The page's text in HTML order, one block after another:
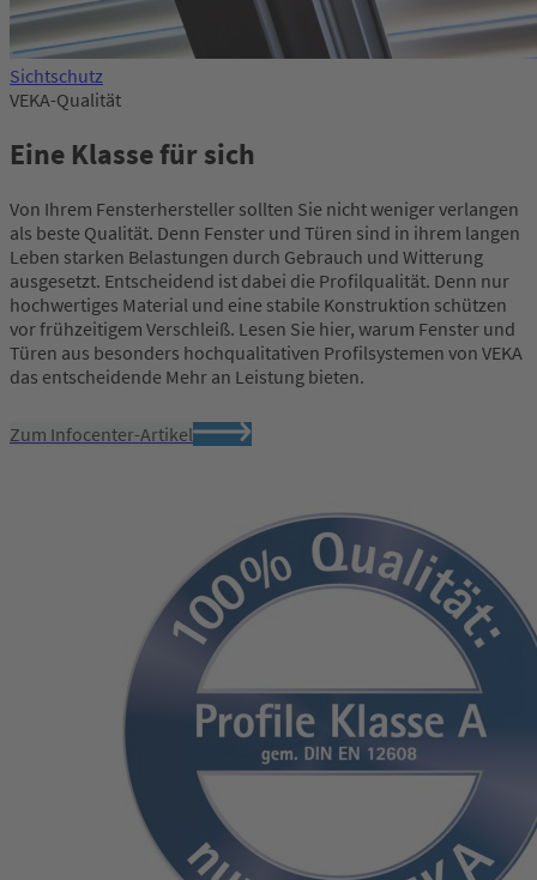
Sichtschutz
VEKA-Qualität
Eine Klasse für sich
Von Ihrem Fensterhersteller sollten Sie nicht weniger verlangen
als beste Qualität. Denn Fenster und Türen sind in ihrem langen
Leben starken Belastungen durch Gebrauch und Witterung
ausgesetzt. Entscheidend ist dabei die Profilqualität. Denn nur
hochwertiges Material und eine stabile Konstruktion schützen
vor frühzeitigem Verschleiß. Lesen Sie hier, warum Fenster und
Türen aus besonders hochqualitativen Profilsystemen von VEKA
das entscheidende Mehr an Leistung bieten.
Zum Infocenter-Artikel